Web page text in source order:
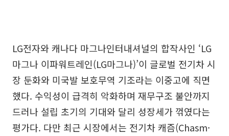
LG전자와 캐나다 마그나인터내셔널의 합작사인 ‘LG
마그나 이파워트레인(LG마그나)’이 글로벌 전기차 시
장 둔화와 미국발 보호무역 기조라는 이중고에 직면
했다. 수익성이 급격히 악화하며 재무구조 불안까지
드러나 설립 초기의 기대와 달리 성장세가 꺾였다는
평가다. 다만 최근 시장에서는 전기차 캐즘(Chasm·